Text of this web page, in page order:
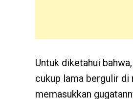
Untuk diketahui
cukup lama bergulir di
memasukkan